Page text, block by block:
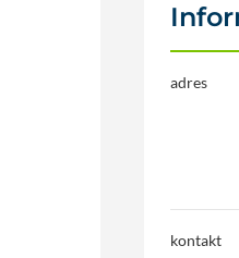
adres
kontakt